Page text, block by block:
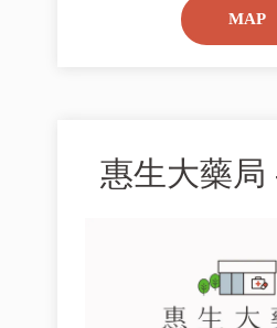
MAP
惠生大藥局